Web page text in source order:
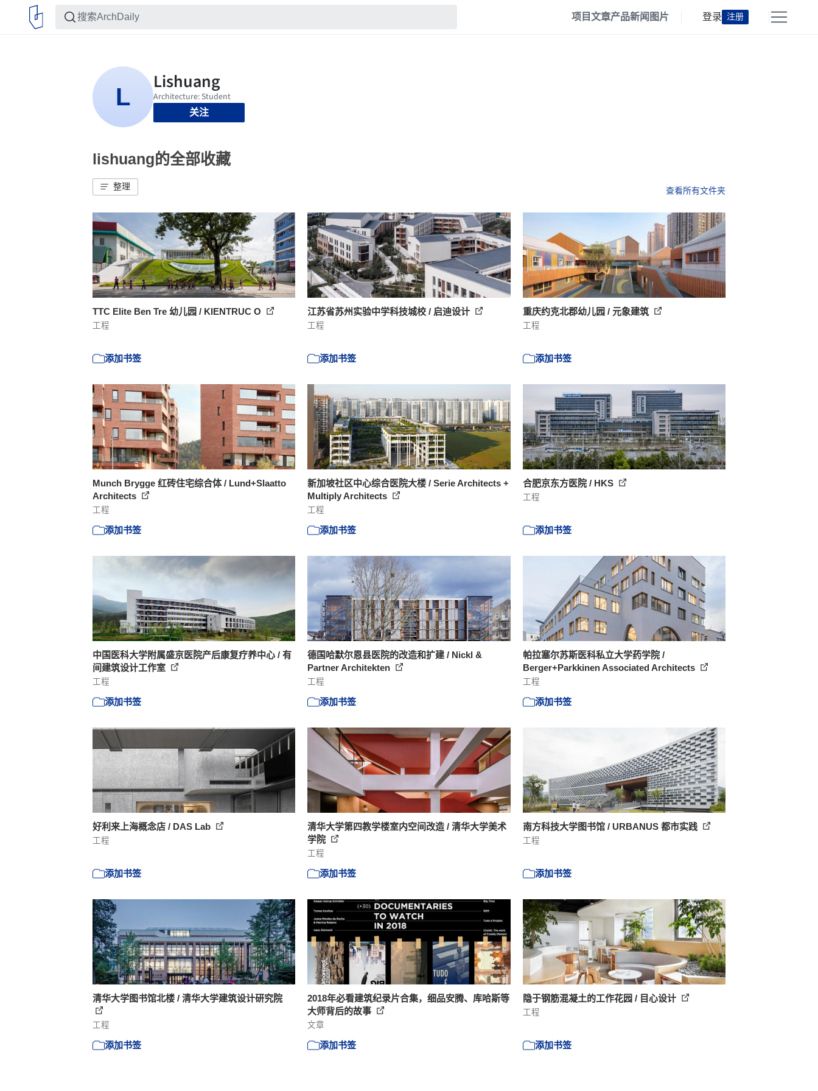
项目文章产品新闻 图片 登录 注册
关注
lishuang的全部收藏
整理 查看所有文件夹
TTC Elite Ben Tre 幼儿园 / KIENTRUC O
工程
添加书签
江苏省苏州实验中学科技城校 / 启迪设计
工程
添加书签
重庆约克北郡幼儿园 / 元象建筑
工程
添加书签
Munch Brygge 红砖住宅综合体 / Lund+Slaatto
Architects
工程
添加书签
新加坡社区中心综合医院大楼 / Serie Architects +
Multiply Architects
工程
添加书签
合肥京东方医院 / HKS
工程
添加书签
中国医科大学附属盛京医院产后康复疗养中心 / 有
间建筑设计工作室
工程
添加书签
德国哈默尔恩县医院的改造和扩建 / Nickl &
Partner Architekten
工程
添加书签
帕拉塞尔苏斯医科私立大学药学院 /
Berger+Parkkinen Associated Architects
工程
添加书签
好利来上海概念店 / DAS Lab
工程
添加书签
清华大学第四教学楼室内空间改造 / 清华大学美术
学院
工程
添加书签
南方科技大学图书馆 / URBANUS 都市实践
工程
添加书签
清华大学图书馆北楼 / 清华大学建筑设计研究院
工程
添加书签
2018年必看建筑纪录片合集，细品安腾、库哈斯等
大师背后的故事
文章
添加书签
隐于钢筋混凝土的工作花园 / 目心设计
工程
添加书签